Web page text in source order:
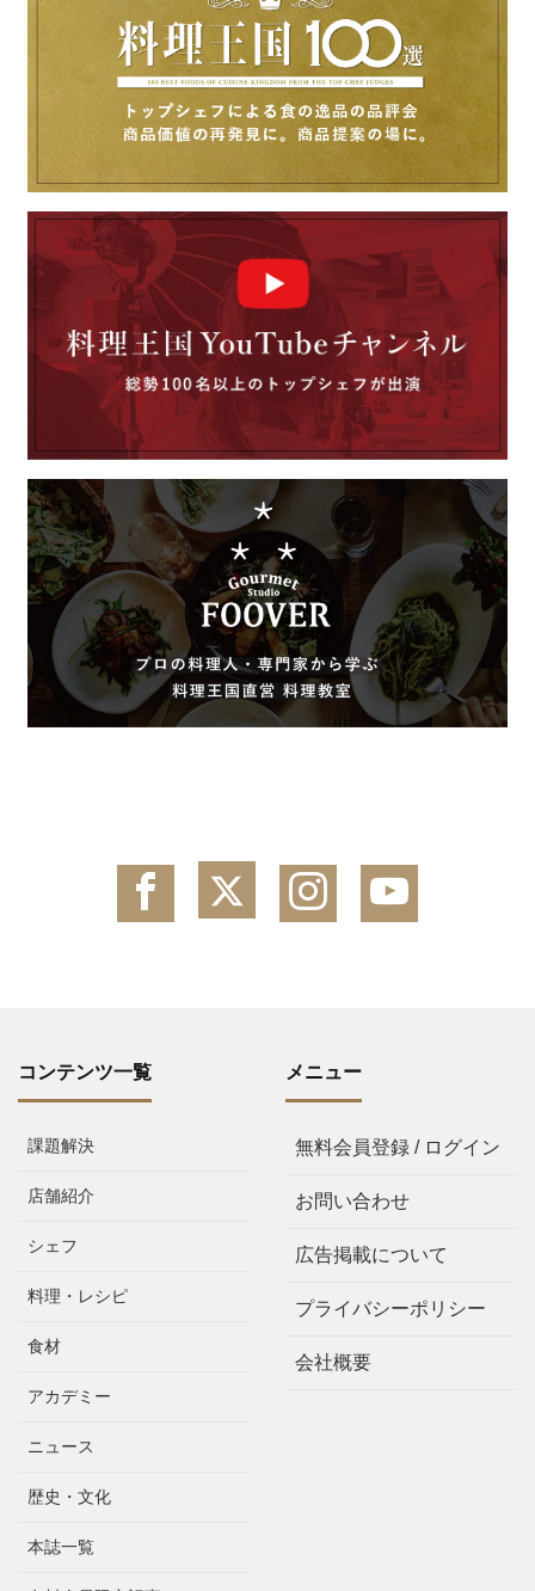
コンテンツ一覧
課題解決
店舗紹介
シェフ
料理・レシピ
食材
アカデミー
ニュース
歴史・文化
本誌一覧
メニュー
無料会員登録 / ログイン
お問い合わせ
広告掲載について
プライバシーポリシー
会社概要